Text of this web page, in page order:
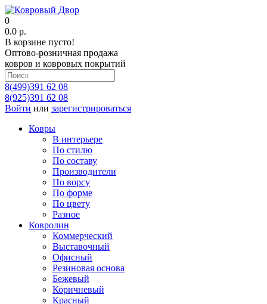
0
0.0 р.
В корзине пусто!
Оптово-розничная продажа
ковров и ковровых покрытий
8(499)391 62 08
8(925)391 62 08
Войти или зарегистрироваться
Ковры
В интерьере
По стилю
По составу
Производители
По ворсу
По форме
По цвету
Разное
Ковролин
Коммерческий
Выставочный
Офисный
Резиновая основа
Бежевый
Коричневый
Красный